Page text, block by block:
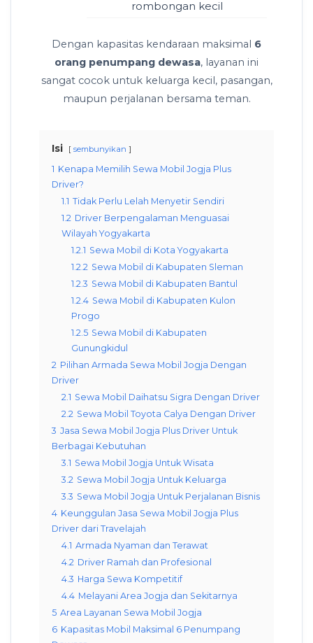
rombongan kecil
Dengan kapasitas kendaraan maksimal 6
orang penumpang dewasa, layanan ini
sangat cocok untuk keluarga kecil, pasangan,
maupun perjalanan bersama teman.
Isi sembunyikan
1 Kenapa Memilih Sewa Mobil Jogja Plus
Driver?
1.1 Tidak Perlu Lelah Menyetir Sendiri
1.2 Driver Berpengalaman Menguasai
Wilayah Yogyakarta
1.2.1 Sewa Mobil di Kota Yogyakarta
1.2.2 Sewa Mobil di Kabupaten Sleman
1.2.3 Sewa Mobil di Kabupaten Bantul
1.2.4 Sewa Mobil di Kabupaten Kulon
Progo
1.2.5 Sewa Mobil di Kabupaten
Gunungkidul
2 Pilihan Armada Sewa Mobil Jogja Dengan
Driver
2.1 Sewa Mobil Daihatsu Sigra Dengan Driver
2.2 Sewa Mobil Toyota Calya Dengan Driver
3 Jasa Sewa Mobil Jogja Plus Driver Untuk
Berbagai Kebutuhan
3.1 Sewa Mobil Jogja Untuk Wisata
3.2 Sewa Mobil Jogja Untuk Keluarga
3.3 Sewa Mobil Jogja Untuk Perjalanan Bisnis
4 Keunggulan Jasa Sewa Mobil Jogja Plus
Driver dari Travelajah
4.1 Armada Nyaman dan Terawat
4.2 Driver Ramah dan Profesional
4.3 Harga Sewa Kompetitif
4.4 Melayani Area Jogja dan Sekitarnya
5 Area Layanan Sewa Mobil Jogja
6 Kapasitas Mobil Maksimal 6 Penumpang